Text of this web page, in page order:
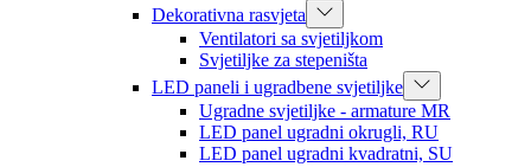
Dekorativna rasvjeta
Ventilatori sa svjetiljkom
Svjetiljke za stepeništa
LED paneli i ugradbene svjetiljke
Ugradne svjetiljke - armature MR
LED panel ugradni okrugli, RU
LED panel ugradni kvadratni, SU